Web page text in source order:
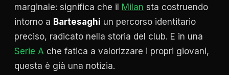
marginale: significa che il Milan sta costruendo
intorno a Bartesaghi un percorso identitario
preciso, radicato nella storia del club. E in una
Serie A che fatica a valorizzare i propri giovani,
questa è già una notizia.